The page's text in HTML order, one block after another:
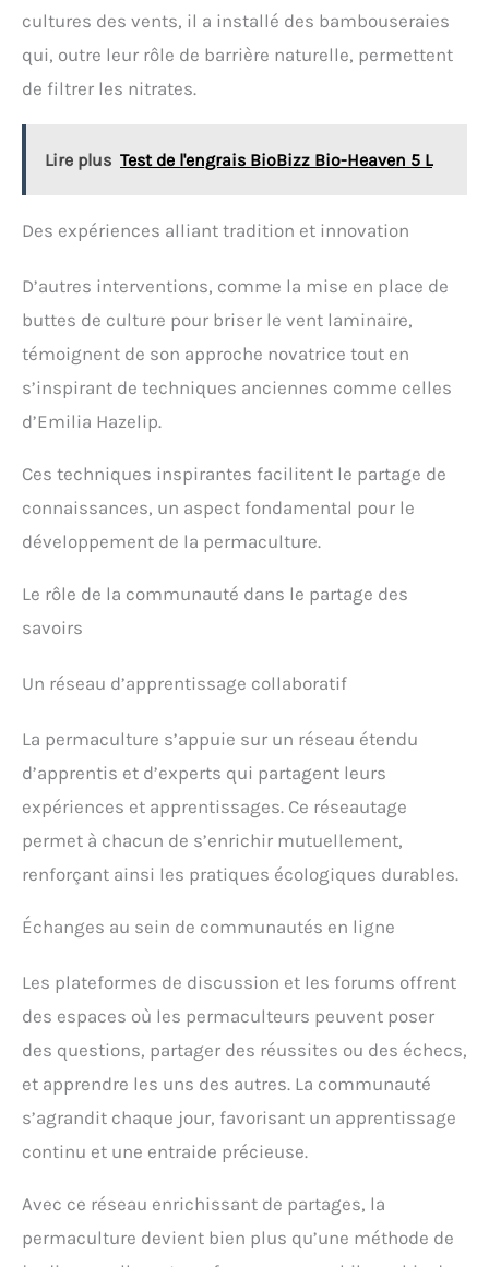
cultures des vents, il a installé des bambouseraies
qui, outre leur rôle de barrière naturelle, permettent
de filtrer les nitrates.
Lire plus Test de l'engrais BioBizz Bio-Heaven 5 L
Des expériences alliant tradition et innovation
D’autres interventions, comme la mise en place de
buttes de culture pour briser le vent laminaire,
témoignent de son approche novatrice tout en
s’inspirant de techniques anciennes comme celles
d’Emilia Hazelip.
Ces techniques inspirantes facilitent le partage de
connaissances, un aspect fondamental pour le
développement de la permaculture.
Le rôle de la communauté dans le partage des
savoirs
Un réseau d’apprentissage collaboratif
La permaculture s’appuie sur un réseau étendu
d’apprentis et d’experts qui partagent leurs
expériences et apprentissages. Ce réseautage
permet à chacun de s’enrichir mutuellement,
renforçant ainsi les pratiques écologiques durables.
Échanges au sein de communautés en ligne
Les plateformes de discussion et les forums offrent
des espaces où les permaculteurs peuvent poser
des questions, partager des réussites ou des échecs,
et apprendre les uns des autres. La communauté
s’agrandit chaque jour, favorisant un apprentissage
continu et une entraide précieuse.
Avec ce réseau enrichissant de partages, la
permaculture devient bien plus qu’une méthode de